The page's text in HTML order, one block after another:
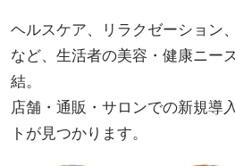
ヘルスケア、リラクゼーション
など、生活者の美容・健康ニー
結。
店舗・通販・サロンでの新規導
トが見つかります。